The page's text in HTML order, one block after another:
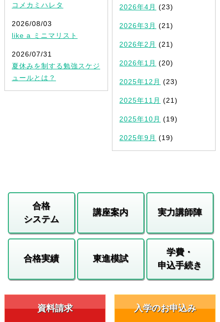
コメカミハレタ
2026/08/03
like a ミニマリスト
2026/07/31
夏休みを制する勉強スケジ
ュールとは？
2026年4月 (23)
2026年3月 (21)
2026年2月 (21)
2026年1月 (20)
2025年12月 (23)
2025年11月 (21)
2025年10月 (19)
2025年9月 (19)
合格
システム
講座案内 実力講師陣
合格実績 東進模試
学費・
申込手続き
資料請求 入学のお申込み